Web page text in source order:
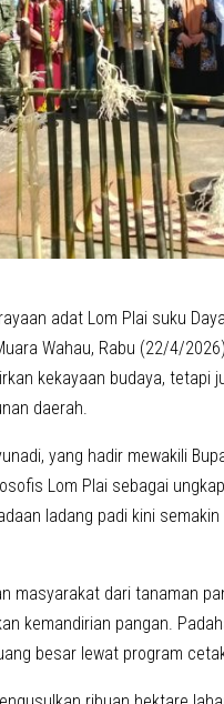
adat Lom Plai suku
Wahau, Rabu (22/4/
kekayaan budaya,
daerah.
yang hadir mewakili
Lom Plai sebagai
ladang padi kini
masyarakat dari tanaman
kemandirian pangan.
besar lewat program